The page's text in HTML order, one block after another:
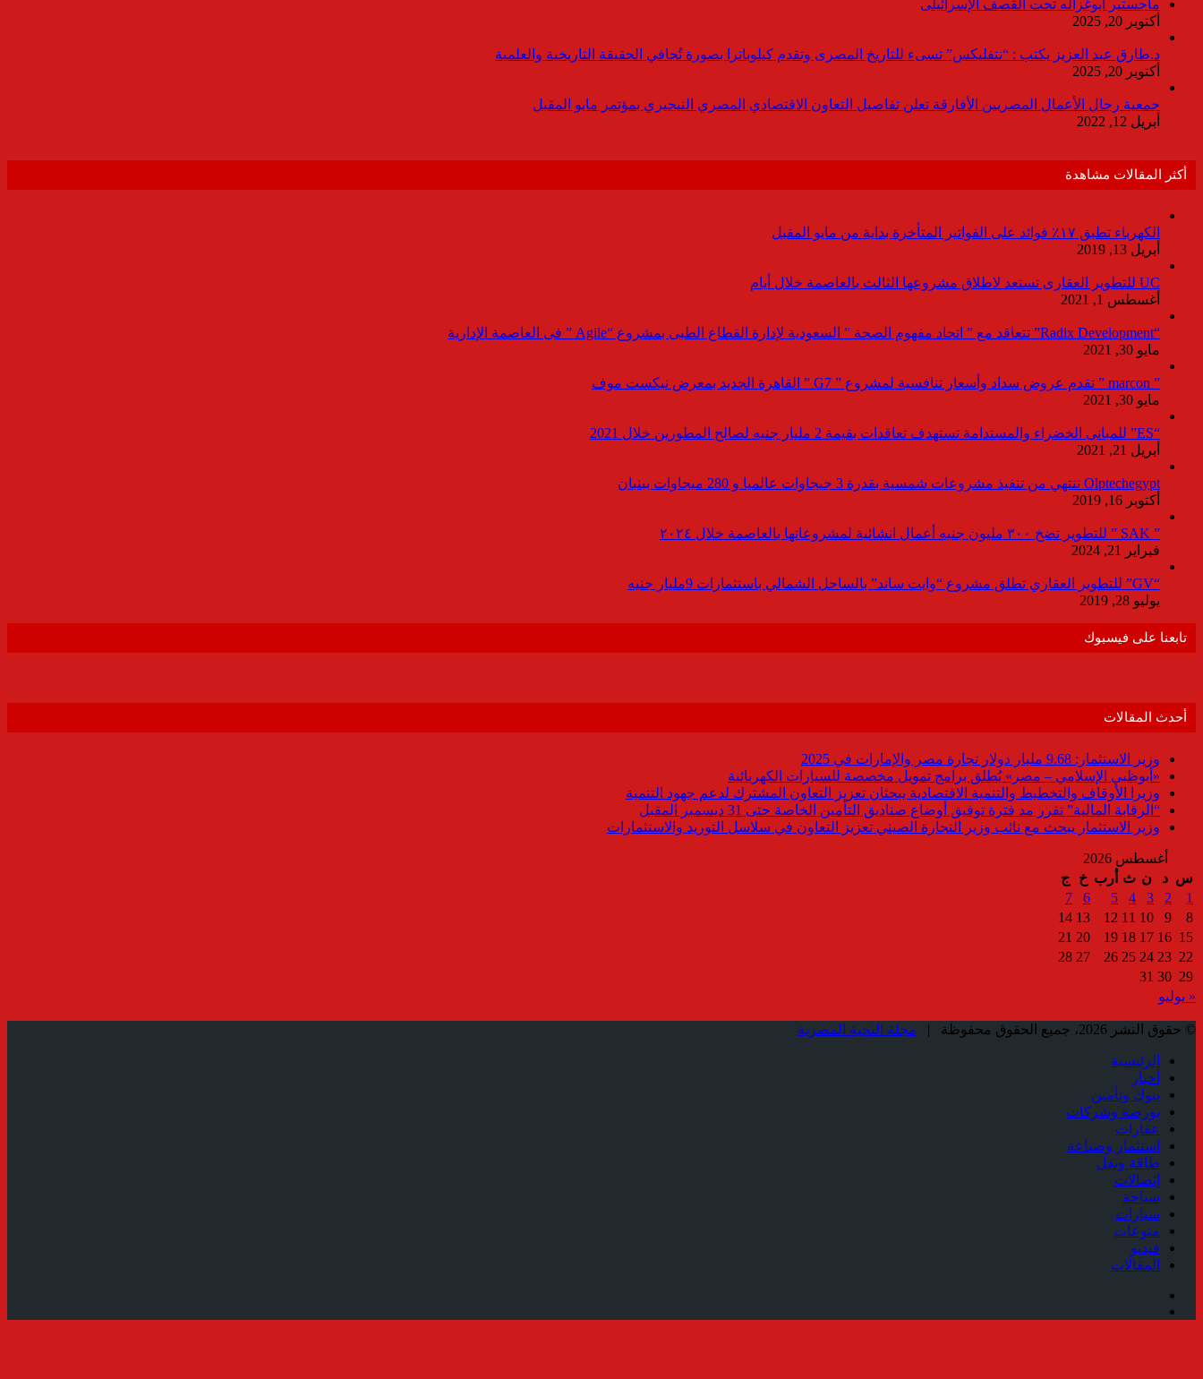
ماجستير ابوغزاله تحت القصف الإسرائيلى
أكتوبر 20, 2025
د.طارق عبد العزيز يكتب : “نتفليكس” تسىء للتاريخ المصرى وتقدم كيلوباترا بصورة تُجافي الحقيقة التاريخية والعلمية
أكتوبر 20, 2025
جمعية رجال الأعمال المصريين الأفارقة تعلن تفاصيل التعاون الاقتصادي المصري النيجيري بمؤتمر مايو المقبل
أبريل 12, 2022
أكثر المقالات مشاهدة
الكهرباء تطبق ١٧٪ فوائد على الفواتير المتأخرة بداية من مايو المقبل
أبريل 13, 2019
UC للتطوير العقارى تستعد لاطلاق مشروعها الثالث بالعاصمة خلال أيام
أغسطس 1, 2021
“Radix Development” تتعاقد مع ” اتحاد مفهوم الصحة ” السعودية لإدارة القطاع الطبى بمشروع “Agile ” فى العاصمة الإدارية
مايو 30, 2021
” marcon ” تقدم عروض سداد وأسعار تنافسية لمشروع ” G7 ” القاهرة الجديد بمعرض نيكست موف
مايو 30, 2021
“ES” للمبانى الخضراء والمستدامة تستهدف تعاقدات بقيمة 2 مليار جنيه لصالح المطورين خلال 2021
أبريل 21, 2021
Olptechegypt تنتهي من تنفيذ مشروعات شمسية بقدرة 3 جيجاوات عالميا و 280 ميجاوات ببنبان
أكتوبر 16, 2019
” SAK ” للتطوير تضخ ٣٠٠ مليون جنيه أعمال انشائية لمشروعاتها بالعاصمة خلال ٢٠٢٤
فبراير 21, 2024
“GV” للتطوير العقاري تطلق مشروع “وايت ساند” بالساحل الشمالي باستثمارات 9مليار جنيه
يوليو 28, 2019
تابعنا على فيسبوك
أحدث المقالات
وزير الاستثمار: 9.68 مليار دولار تجارة مصر والإمارات في 2025
«أبوظبي الإسلامي – مصر» يُطلق برامج تمويل مخصصة للسيارات الكهربائية
وزيرا الأوقاف والتخطيط والتنمية الاقتصادية يبحثان تعزيز التعاون المشترك لدعم جهود التنمية
“الرقابة المالية” تقرر مد فترة توفيق أوضاع صناديق التأمين الخاصة حتى 31 ديسمبر المقبل
وزير الاستثمار يبحث مع نائب وزير التجارة الصيني تعزيز التعاون في سلاسل التوريد والاستثمارات
أغسطس 2026
س د ن ث أرب خ
ج
1
2
3
4
5
6
7
8
9
10
11
12
13
14
15
16
17
18
19
20
21
22
23
24
25
26
27
28
29
30
31
« يوليو
© حقوق النشر 2026، جميع الحقوق محفوظة | مجلة النخبة المصرية
الرئيسية
أخبار
بنوك وتأمين
بورصة وشركات
عقارات
استثمار وصناعة
طاقة ونقل
إتصالات
سياحة
سيارات
منوعات
فيديو
المقالات